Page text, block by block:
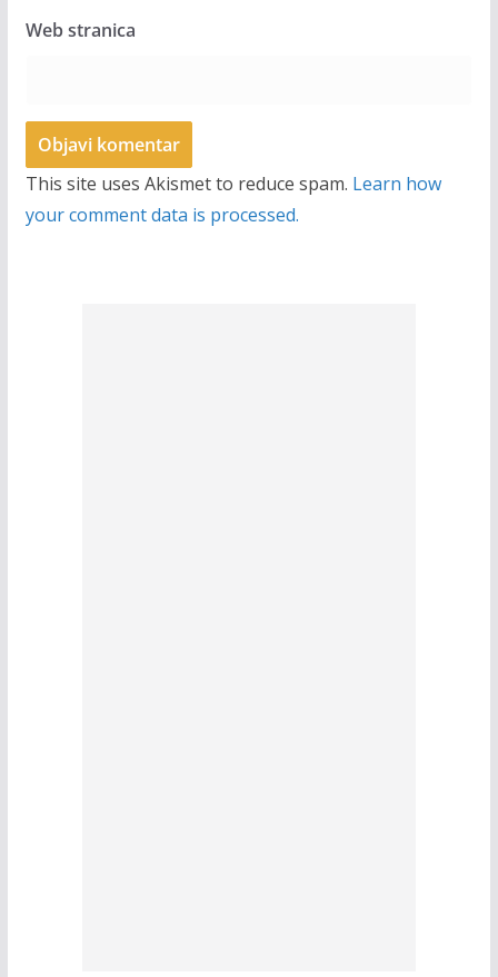
Web stranica
This site uses Akismet to reduce spam. Learn how
your comment data is processed.